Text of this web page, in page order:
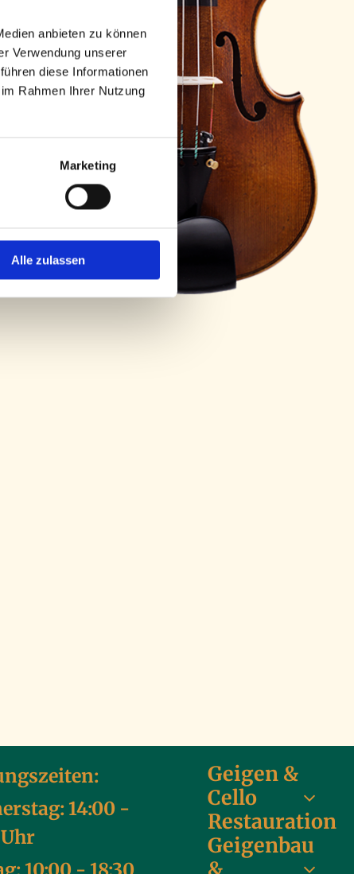
anbieten zu können
Verwendung unserer
diese Informationen
Rahmen Ihrer Nutzung
Marketing
Alle zulassen
14:00 -
Uhr
Geigen &
Cello
Restauration
Geigenbau